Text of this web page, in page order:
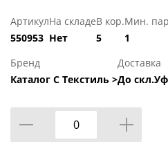
Артикул
550953
На складе
Нет
В кор.
5
Мин.
1
Бренд
Каталог С Текстиль >
Доставка
До